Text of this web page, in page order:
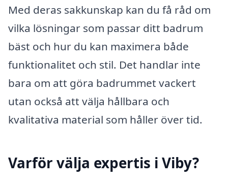
Med deras sakkunskap kan du få råd om
vilka lösningar som passar ditt badrum
bäst och hur du kan maximera både
funktionalitet och stil. Det handlar inte
bara om att göra badrummet vackert
utan också att välja hållbara och
kvalitativa material som håller över tid.
Varför välja expertis i Viby?